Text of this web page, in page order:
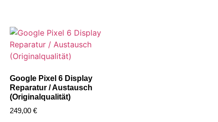
Google Pixel 6 Display
Reparatur / Austausch
(Originalqualität)
249,00 €